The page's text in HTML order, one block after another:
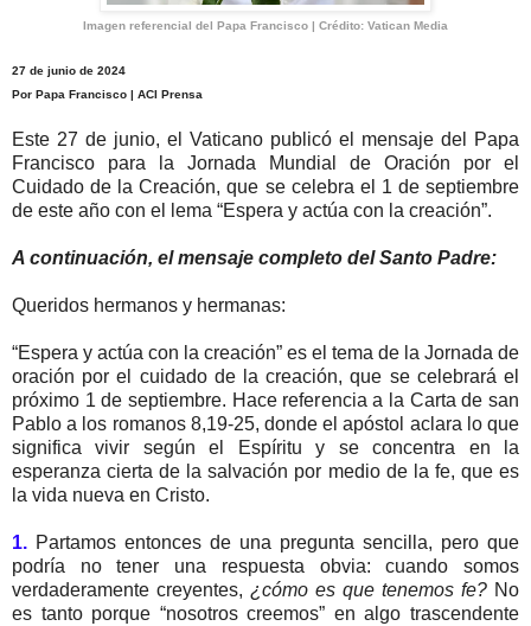
Imagen referencial del Papa Francisco | Crédito: Vatican Media
27 de junio de 2024
Por Papa Francisco | ACI Prensa
Este 27 de junio, el Vaticano publicó el mensaje del Papa
Francisco para la Jornada Mundial de Oración por el
Cuidado de la Creación, que se celebra el 1 de septiembre
de este año con el lema “Espera y actúa con la creación”.
A continuación, el mensaje completo del Santo Padre:
Queridos hermanos y hermanas:
“Espera y actúa con la creación” es el tema de la Jornada de
oración por el cuidado de la creación, que se celebrará el
próximo 1 de septiembre. Hace referencia a la Carta de san
Pablo a los romanos 8,19-25, donde el apóstol aclara lo que
significa vivir según el Espíritu y se concentra en la
esperanza cierta de la salvación por medio de la fe, que es
la vida nueva en Cristo.
1. Partamos entonces de una pregunta sencilla, pero que
podría no tener una respuesta obvia: cuando somos
verdaderamente creyentes, ¿cómo es que tenemos fe? No
es tanto porque “nosotros creemos” en algo trascendente